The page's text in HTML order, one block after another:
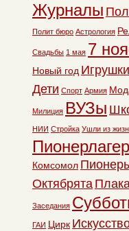
Журналы
Полит бюро Астрология
Свадьбы 1 мая 7
Новый год Игрушки
Дети Спорт Армия
Милиция ВУЗы
НИИ Стройка Ушли из
Комсомол
Октябрята
Заседания
ГАИ Цирк